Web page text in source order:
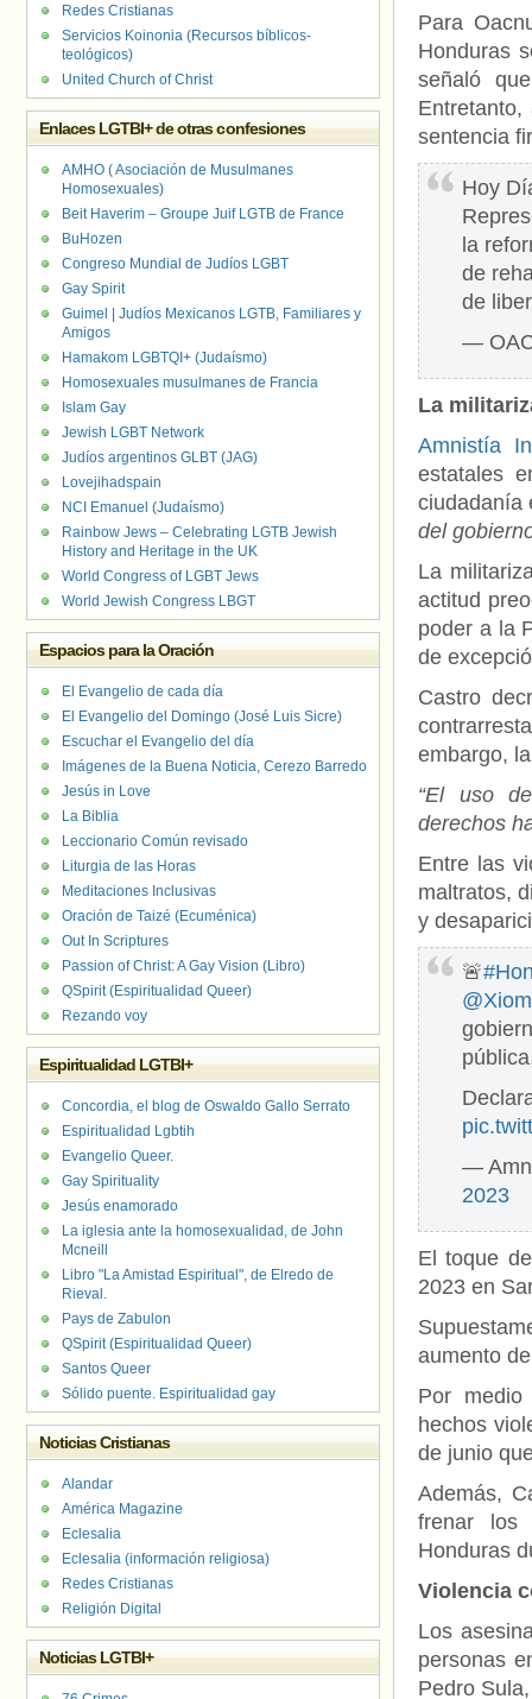
Para
Honduras
señaló
sentencia
Hoy
la
de
de
—
La
Amnistía
estatales
ciudadanía
del
La
actitud
poder a la
de
Castro
embargo,
“El uso
derechos
Entre las
maltratos,
y
🚨
—
2023
El toque
2023 en
aumento
Por
hechos
de junio
Además,
frenar los
Honduras
Violencia
Los
personas
Pedro
Redes Cristianas
Servicios Koinonia (Recursos bíblicos-
teológicos)
United Church of Christ
Enlaces LGTBI+ de otras confesiones
AMHO ( Asociación de Musulmanes
Homosexuales)
Beit Haverim – Groupe Juif LGTB de France
BuHozen
Congreso Mundial de Judíos LGBT
Gay Spirit
Guimel | Judíos Mexicanos LGTB, Familiares y
Amigos
Hamakom LGBTQI+ (Judaísmo)
Homosexuales musulmanes de Francia
Islam Gay
Jewish LGBT Network
Judíos argentinos GLBT (JAG)
Lovejihadspain
NCI Emanuel (Judaísmo)
Rainbow Jews – Celebrating LGTB Jewish
History and Heritage in the UK
World Congress of LGBT Jews
World Jewish Congress LBGT
Espacios para la Oración
El Evangelio de cada día
El Evangelio del Domingo (José Luis Sicre)
Escuchar el Evangelio del día
Imágenes de la Buena Noticia, Cerezo Barredo
Jesús in Love
La Biblia
Leccionario Común revisado
Liturgia de las Horas
Meditaciones Inclusivas
Oración de Taizé (Ecuménica)
Out In Scriptures
Passion of Christ: A Gay Vision (Libro)
QSpirit (Espiritualidad Queer)
Rezando voy
Espiritualidad LGTBI+
Concordia, el blog de Oswaldo Gallo Serrato
Espiritualidad Lgbtih
Evangelio Queer.
Gay Spirituality
Jesús enamorado
La iglesia ante la homosexualidad, de John
Mcneill
Libro "La Amistad Espiritual", de Elredo de
Rieval.
Pays de Zabulon
QSpirit (Espiritualidad Queer)
Santos Queer
Sólido puente. Espiritualidad gay
Noticias Cristianas
Alandar
América Magazine
Eclesalia
Eclesalia (información religiosa)
Redes Cristianas
Religión Digital
Noticias LGTBI+